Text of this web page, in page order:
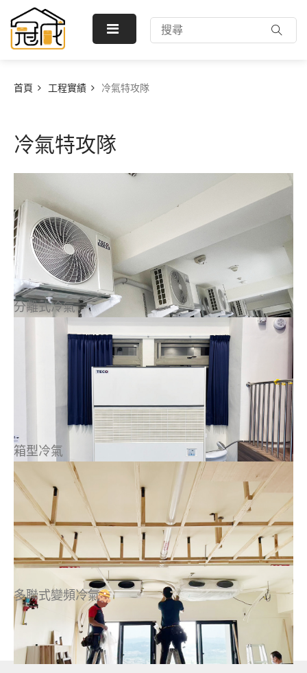
首頁 工程實績 冷氣特攻隊
冷氣特攻隊
分離式冷氣
箱型冷氣
多聯式變頻冷氣